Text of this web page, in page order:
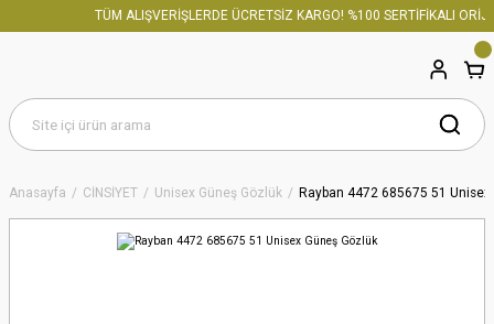
TÜM ALIŞVERİŞLERDE ÜCRETSİZ KARGO! %100 SERTİFİKALI
Anasayfa CİNSİYET Unisex Güneş Gözlük Rayban 4472 685675 51